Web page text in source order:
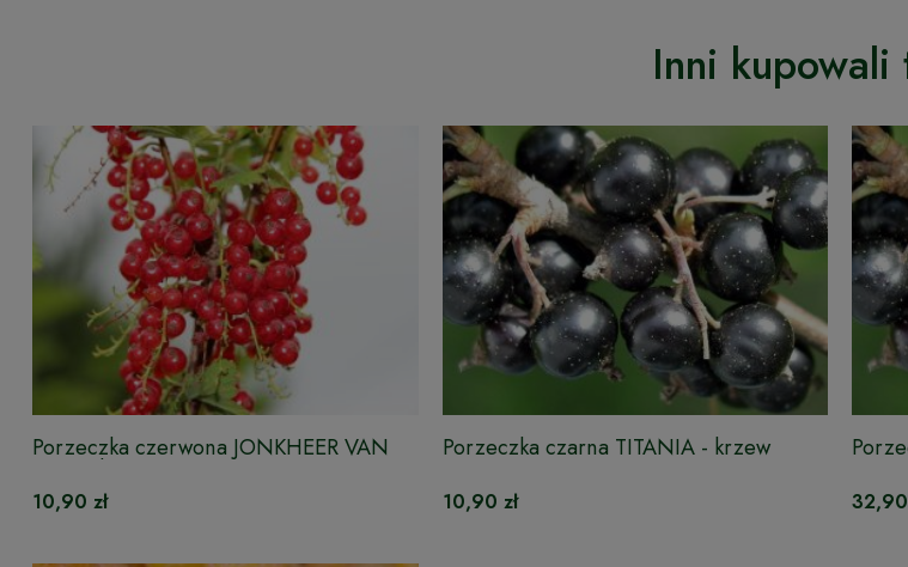
Inni kupowali
Porzeczka czerwona JONKHEER VAN
TETS - krzew
10,90 zł
Porzeczka czarna TITANIA - krzew
10,90 zł 32,90